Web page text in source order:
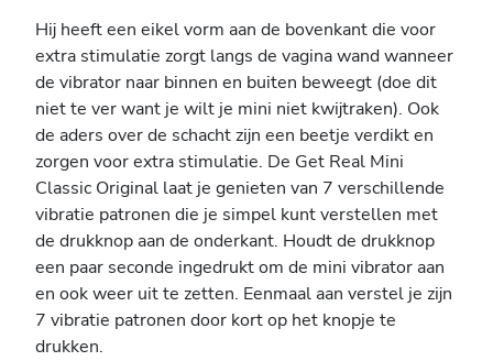
Hij heeft een eikel vorm aan de bovenkant die voor
extra stimulatie zorgt langs de vagina wand wanneer
de vibrator naar binnen en buiten beweegt (doe dit
niet te ver want je wilt je mini niet kwijtraken). Ook
de aders over de schacht zijn een beetje verdikt en
zorgen voor extra stimulatie. De Get Real Mini
Classic Original laat je genieten van 7 verschillende
vibratie patronen die je simpel kunt verstellen met
de drukknop aan de onderkant. Houdt de drukknop
een paar seconde ingedrukt om de mini vibrator aan
en ook weer uit te zetten. Eenmaal aan verstel je zijn
7 vibratie patronen door kort op het knopje te
drukken.